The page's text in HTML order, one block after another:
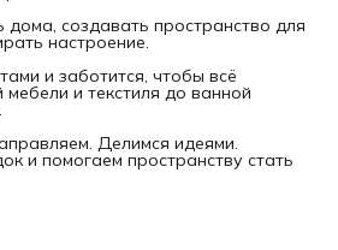
создавать пространство для
настроение.
и заботится, чтобы всё
мебели и текстиля до ванной
Делимся идеями.
и помогаем пространству стать